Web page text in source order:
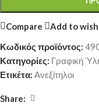
Compare
Add to
Κωδικός προϊόντος:
Κατηγορίες: Γραφική
Ετικέτα: Ανεξίτηλοι
Share: